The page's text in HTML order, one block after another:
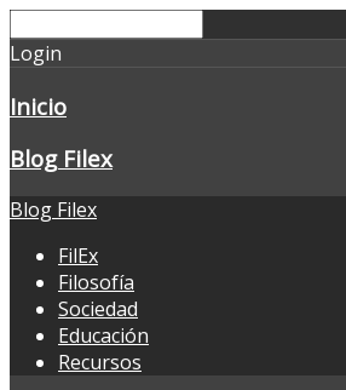
Login
Inicio
Blog Filex
Blog Filex
FilEx
Filosofía
Sociedad
Educación
Recursos